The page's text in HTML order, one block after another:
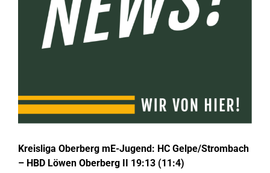
Kreisliga Oberberg mE-Jugend: HC Gelpe/Strombach
– HBD Löwen Oberberg II 19:13 (11:4)